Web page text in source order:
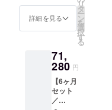
表示は
お届け
に表記
されま
す。商
品開封
前には
必ずお
の目安
（胸
平置き
でアン
ダー
34cm
・カ
ラー展
ピーリ
ング、
シャ
ル、
ヘッド
スパ…
（男性
も歓
ス！＋
艶肌女
神 1袋
プロカ
ンによ
る都内
ロケ撮
影（ヘ
アメ付
き） 撮
詳細を見る
リ
タ
ー
ン
を
選
択
す
る
71,
280 円
【6ヶ月
セット
／